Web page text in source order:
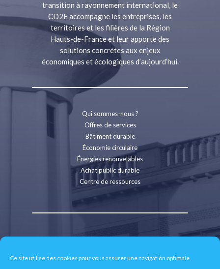
Ce site utilise des cookies pour vous assurer une navigation optimale
transition à rayonnement international, le
CD2E accompagne les entreprises, les
territoires et les filières de la Région
Hauts-de-France et leur apporte des
solutions concrètes aux enjeux
économiques et écologiques d’aujourd’hui.
Qui sommes-nous ?
Offres de services
Bâtiment durable
Économie circulaire
Énergies renouvelables
Achat public durable
Centre de ressources
Contact
Espace presse